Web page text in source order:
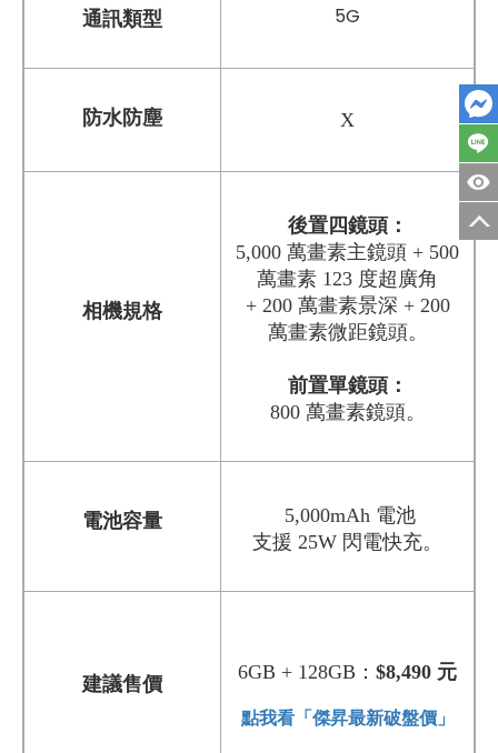
通訊類型 5G
防水防塵 X
相機規格
後置四鏡頭：
5,000 萬畫素主鏡頭 + 500
萬畫素 123 度超廣角
+ 200 萬畫素景深 + 200
萬畫素微距鏡頭。
前置單鏡頭：
800 萬畫素鏡頭。
電池容量
5,000mAh 電池
支援 25W 閃電快充。
建議售價
6GB + 128GB： $8,490 元
點我看「傑昇最新破盤價」